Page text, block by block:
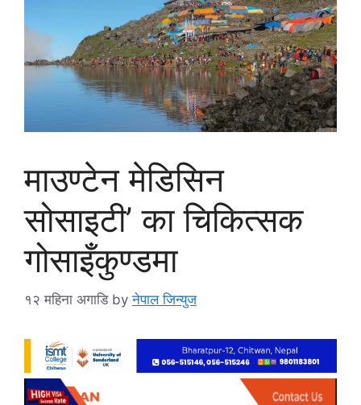
माउण्टेन मेडिसिन
सोसाइटी’ का चिकित्सक
गोसाइँकुण्डमा
१२ महिना अगाडि byनेपाल जिन्युज